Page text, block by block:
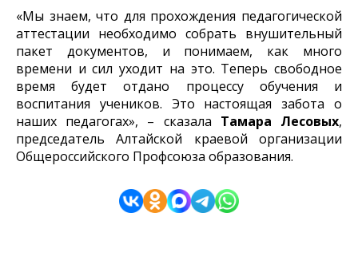
«Мы знаем, что для прохождения педагогической
аттестации необходимо собрать внушительный
пакет документов, и понимаем, как много
времени и сил уходит на это. Теперь свободное
время будет отдано процессу обучения и
воспитания учеников. Это настоящая забота о
наших педагогах», – сказала Тамара Лесовых,
председатель Алтайской краевой организации
Общероссийского Профсоюза образования.